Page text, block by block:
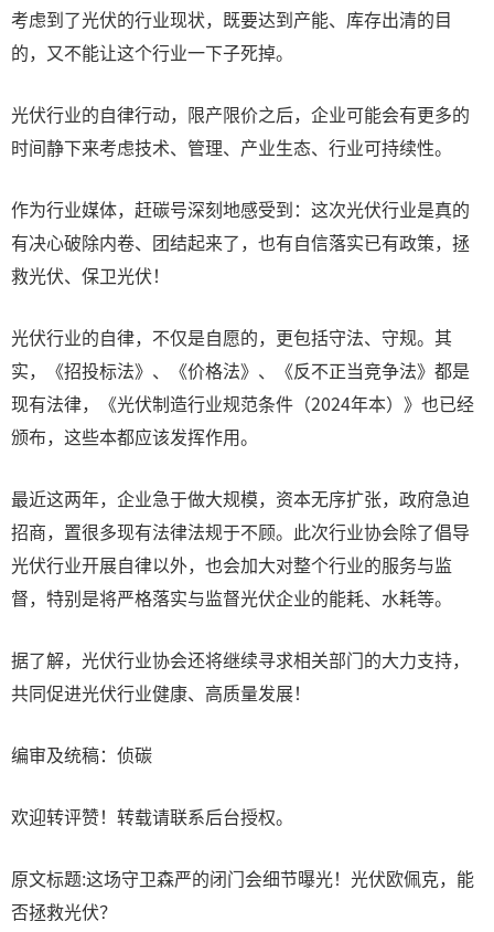
考虑到了光伏的行业现状，既要达到产能、库存出清的目
的，又不能让这个行业一下子死掉。
光伏行业的自律行动，限产限价之后，企业可能会有更多的
时间静下来考虑技术、管理、产业生态、行业可持续性。
作为行业媒体，赶碳号深刻地感受到：这次光伏行业是真的
有决心破除内卷、团结起来了，也有自信落实已有政策，拯
救光伏、保卫光伏！
光伏行业的自律，不仅是自愿的，更包括守法、守规。其
实，《招投标法》、《价格法》、《反不正当竞争法》都是
现有法律，《光伏制造行业规范条件（2024年本）》也已经
颁布，这些本都应该发挥作用。
最近这两年，企业急于做大规模，资本无序扩张，政府急迫
招商，置很多现有法律法规于不顾。此次行业协会除了倡导
光伏行业开展自律以外，也会加大对整个行业的服务与监
督，特别是将严格落实与监督光伏企业的能耗、水耗等。
据了解，光伏行业协会还将继续寻求相关部门的大力支持，
共同促进光伏行业健康、高质量发展！
编审及统稿：侦碳
欢迎转评赞！转载请联系后台授权。
原文标题:这场守卫森严的闭门会细节曝光！光伏欧佩克，能
否拯救光伏？